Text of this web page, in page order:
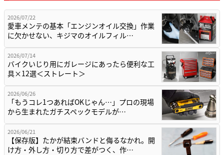
2026/07/22
愛車メンテの基本「エンジンオイル交換」作業
に欠かせない、キジマのオイルフィル…
2026/07/14
バイクいじり用にガレージにあったら便利な工
具×12選＜ストレート＞
2026/06/26
「もうコレ1つあればOKじゃん…」プロの現場
から生まれたガチスペックモデルが…
2026/06/21
【保存版】たかが結束バンドと侮るなかれ。開
け方・外し方・切り方で差がつく、作…